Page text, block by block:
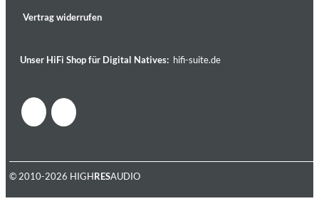
Vertrag widerrufen
Unser HiFi Shop für Digital Natives: hifi-suite.de
© 2010-2026 HIGHRESAUDIO